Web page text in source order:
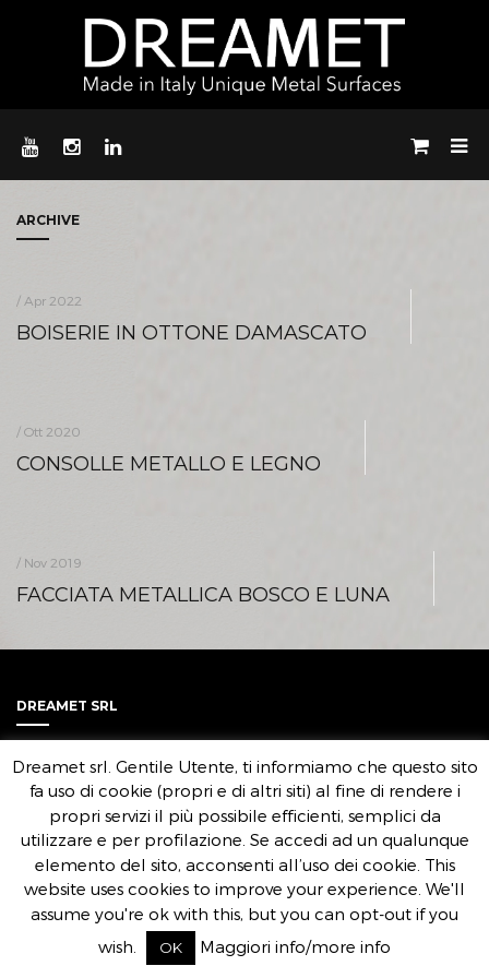
ARCHIVE
/ Apr 2022
BOISERIE IN OTTONE DAMASCATO
/ Ott 2020
CONSOLLE METALLO E LEGNO
/ Nov 2019
FACCIATA METALLICA BOSCO E LUNA
DREAMET SRL
Via Livingstone 13 – Modena 41123
C.F./Partita IVA 03851250369
Capitale sociale i.v. 50.000 Euro
Dreamet srl. Gentile Utente, ti informiamo che questo sito
fa uso di cookie (propri e di altri siti) al fine di rendere i
propri servizi il più possibile efficienti, semplici da
utilizzare e per profilazione. Se accedi ad un qualunque
elemento del sito, acconsenti all’uso dei cookie. This
website uses cookies to improve your experience. We'll
assume you're ok with this, but you can opt-out if you
wish.
OK Maggiori info/more info